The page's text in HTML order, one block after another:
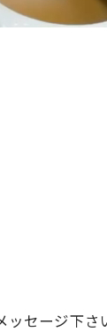
セージ下さ